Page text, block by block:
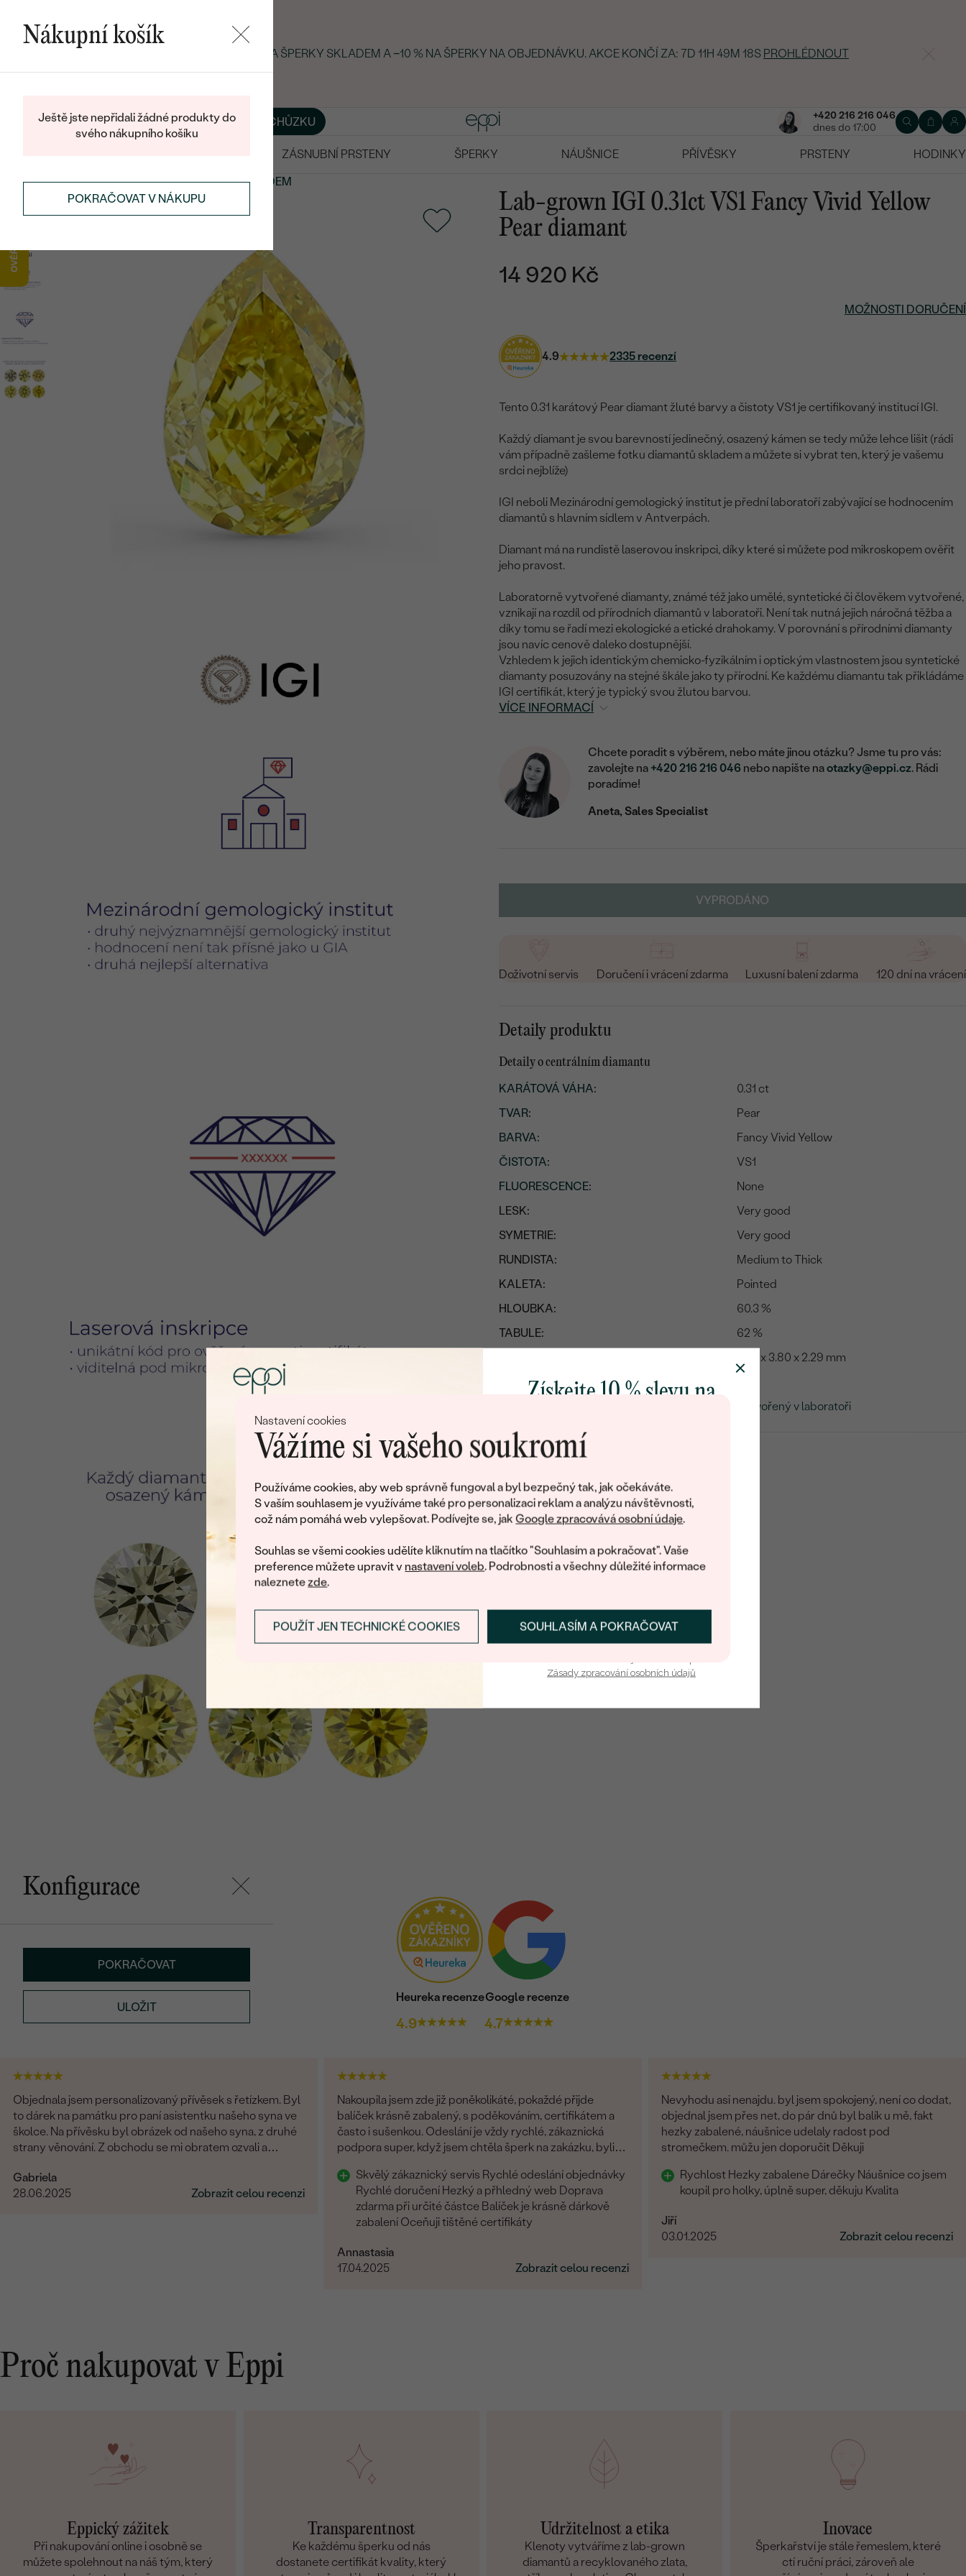
Nastavení cookies
Vážíme si vašeho soukromí
Používáme cookies, aby web správně fungoval a byl bezpečný tak, jak očekáváte.
S vaším souhlasem je využíváme také pro personalizaci reklam a analýzu návštěvnosti,
což nám pomáhá web vylepšovat. Podívejte se, jakGoogle zpracovává osobní údaje.
Souhlas se všemi cookies udělíte kliknutím na tlačítko "Souhlasím a pokračovat". Vaše
preference můžete upravit v nastavení voleb. Podrobnosti a všechny důležité informace
naleznetezde.
SOUHLASÍM A POKRAČOVAT
POUŽÍT JEN TECHNICKÉ COOKIES
LETNÍ BLACK FRIDAY: −25 % NA ŠPERKY SKLADEM A −10 % NA ŠPERKY NA OBJEDNÁVKU. AKCE KONČÍ ZA:7D 11H 49M 17S PROHLÉDNOUT
BLOGŠPERKY NA MÍRU DOMLUVIT SI SCHŮZKU
+420 216 216 046
dnes do 17:00
ZÁSNUBNÍ PRSTENY ŠPERKY NÁUŠNICE PŘÍVĚSKY PRSTENY
HODINKY
PRODEJ DIAMANTŮDIAMANTY DOSTUPNÉ SKLADEM
Lab-grown IGI 0.31ct VS1 Fancy Vivid Yellow
Pear diamant
14 920 Kč
MOŽNOSTI DORUČENÍ
4.9 2335 recenzí
Tento 0.31 karátový Pear diamant žluté barvy a čistoty VS1 je certifikovaný institucí IGI.
Každý diamant je svou barevností jedinečný, osazený kámen se tedy může lehce lišit (rádi
vám případně zašleme fotku diamantů skladem a můžete si vybrat ten, který je vašemu
srdci nejblíže)
IGI neboli Mezinárodní gemologický institut je přední laboratoří zabývající se hodnocením
diamantů s hlavním sídlem v Antverpách.
Diamant má na rundistě laserovou inskripci, díky které si můžete pod mikroskopem ověřit
jeho pravost.
Laboratorně vytvořené diamanty, známé též jako umělé, syntetické či člověkem vytvořené,
vznikají na rozdíl od přírodních diamantů v laboratoři. Není tak nutná jejich náročná těžba a
díky tomu se řadí mezi ekologické a etické drahokamy. V porovnání s přírodními diamanty
jsou navíc cenově daleko dostupnější.
Vzhledem k jejich identickým chemicko-fyzikálním i optickým vlastnostem jsou syntetické
diamanty posuzovány na stejné škále jako ty přírodní. Ke každému diamantu tak přikládáme
IGI certifikát, který je typický svou žlutou barvou.
VÍCE INFORMACÍ
Chcete poradit s výběrem, nebo máte jinou otázku? Jsme tu pro vás:
zavolejte na +420 216 216 046 nebo napište naotazky@eppi.cz. Rádi
poradíme!
Aneta, Sales Specialist
VYPRODÁNO
Doživotní servis Doručení i vrácení zdarma Luxusní balení zdarma 120 dní na vrácení
Detaily produktu
Detaily o centrálním diamantu
KARÁTOVÁ VÁHA:
0.31 ct
TVAR:
Pear
BARVA:
Fancy Vivid Yellow
ČISTOTA:
VS1
FLUORESCENCE:
None
LESK:
Very good
SYMETRIE:
Very good
RUNDISTA:
Medium to Thick
KALETA:
Pointed
HLOUBKA:
60.3 %
TABULE:
62 %
5.65 x 3.80 x 2.29 mm
LASEROVÁ INSKRIPCE:
Vytvořený v laboratoři
Konfigurace
POKRAČOVAT
ULOŽIT
Heureka recenze
4.9
Google recenze
4.7
Objednala jsem personalizovaný přívěsek s řetízkem. Byl
to dárek na památku pro paní asistentku našeho syna ve
školce. Na přívěsku byl obrázek od našeho syna, z druhé
strany věnování. Z obchodu se mi obratem ozvali a
nádherný, udělal velikou radost, je originální a opravdová
památka. Jednání s paní po e-mailu bylo rychlé a
Gabriela
28.06.2025
Zobrazit celou recenzi
Nakoupila jsem zde již poněkolikáté, pokaždé přijde
balíček krásně zabalený, s poděkováním, certifikátem a
často i sušenkou. Odeslání je vždy rychlé, zákaznická
podpora super, když jsem chtěla šperk na zakázku, byli
Skvělý zákaznický servis Rychlé odeslání objednávky
Rychlé doručení Hezký a přhledný web Doprava
zdarma při určité částce Balíček je krásně dárkově
zabalení Oceňuji tištěné certifikáty
Annastasia
17.04.2025
Zobrazit celou recenzi
Nevyhodu asi nenajdu. byl jsem spokojený, není co dodat,
objednal jsem přes net, do pár dnů byl balík u mě, fakt
hezky zabalené, náušnice udelaly radost pod
stromečkem. můžu jen doporučit Děkuji
Rychlost Hezky zabalene Dárečky Náušnice co jsem
koupil pro holky, úplně super, děkuju Kvalita
Jiří
03.01.2025
Zobrazit celou recenzi
Proč nakupovat v Eppi
Eppický zážitek
Při nakupování online i osobně se
můžete spolehnout na náš tým, který
Transparentnost
Ke každému šperku od nás
dostanete certifikát kvality, který
Udržitelnost a etika
Klenoty vytváříme z lab-grown
diamantů a recyklovaného zlata,
Inovace
Šperkařství je stále řemeslem, které
ctí ruční práci, zároveň ale
Nákupní košík
Ještě jste nepřidali žádné produkty do
svého nákupního košíku
POKRAČOVAT V NÁKUPU
Získejte 10 % slevu na
poctivě vyráběných šperků Eppi.
Jako dárek na přivítání vám obratem
zašleme slevový kód na váš první
PŘIHLÁSIT SE A ZÍSKAT SLEVU
Zásady zpracování osobních údajů